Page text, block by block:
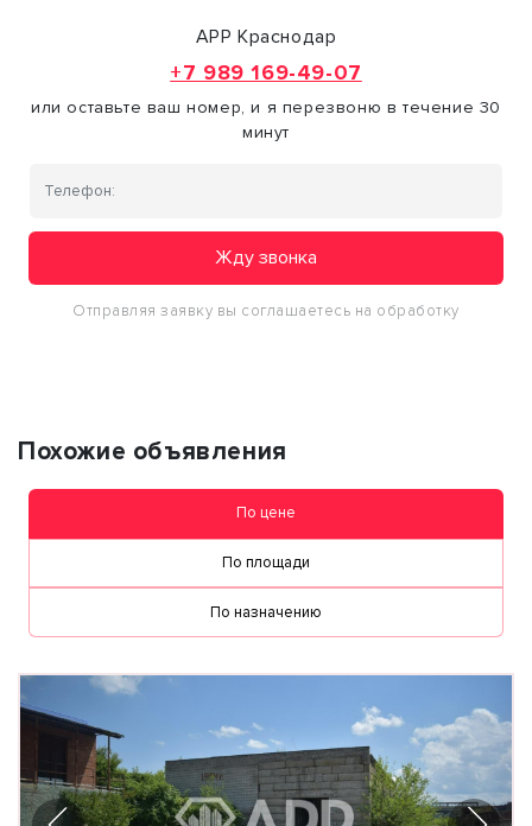
АРР Краснодар
+7 989 169-49-07
или оставьте ваш номер, и я перезвоню в течение 30
минут
Жду звонка
Отправляя заявку вы соглашаетесь на обработку
Похожие объявления
По цене
По площади
По назначению